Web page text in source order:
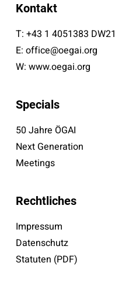
Kontakt
T: +43 1 4051383 DW21
E: office@oegai.org
W: www.oegai.org
Specials
50 Jahre ÖGAI
Next Generation
Meetings
Rechtliches
Impressum
Datenschutz
Statuten (PDF)